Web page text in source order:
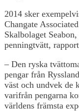
2014 sker
Changate
Skalbolaget
penningtvätt,
– Den ryska
pengar från
väst och undvek de
varifrån pengarna
världens främsta